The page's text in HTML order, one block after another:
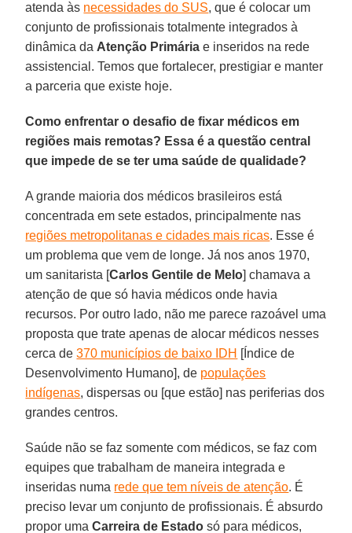
atenda às necessidades do SUS, que é colocar um
conjunto de profissionais totalmente integrados à
dinâmica daAtenção Primária e inseridos na rede
assistencial. Temos que fortalecer, prestigiar e manter
a parceria que existe hoje.
Como enfrentar o desafio de fixar médicos em
regiões mais remotas? Essa é a questão central
que impede de se ter uma saúde de qualidade?
A grande maioria dos médicos brasileiros está
concentrada em sete estados, principalmente nas
regiões metropolitanas e cidades mais ricas. Esse é
um problema que vem de longe. Já nos anos 1970,
um sanitarista [Carlos Gentile de Melo ] chamava a
atenção de que só havia médicos onde havia
recursos. Por outro lado, não me parece razoável uma
proposta que trate apenas de alocar médicos nesses
cerca de370 municípios de baixo IDH
[Índice de
Desenvolvimento Humano], de populações
indígenas, dispersas ou [que estão] nas periferias dos
grandes centros.
Saúde não se faz somente com médicos, se faz com
equipes que trabalham de maneira integrada e
inseridas numa rede que tem níveis de atenção. É
preciso levar um conjunto de profissionais. É absurdo
propor umaCarreira de Estado só para médicos,